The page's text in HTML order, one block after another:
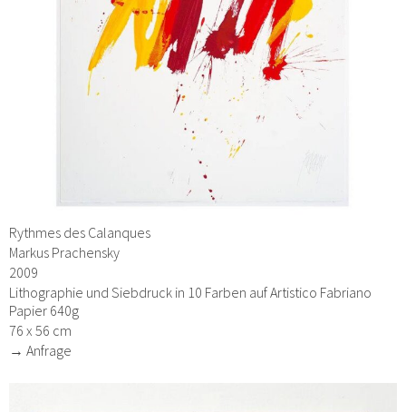
Rythmes des Calanques
Markus Prachensky
2009
Lithographie und Siebdruck in 10 Farben auf Artistico Fabriano
Papier 640g
76 x 56 cm
→ Anfrage